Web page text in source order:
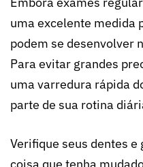
uma excelente medida
podem se desenvolver
Para evitar grandes
uma varredura rápida
parte de sua rotina
Verifique seus dentes